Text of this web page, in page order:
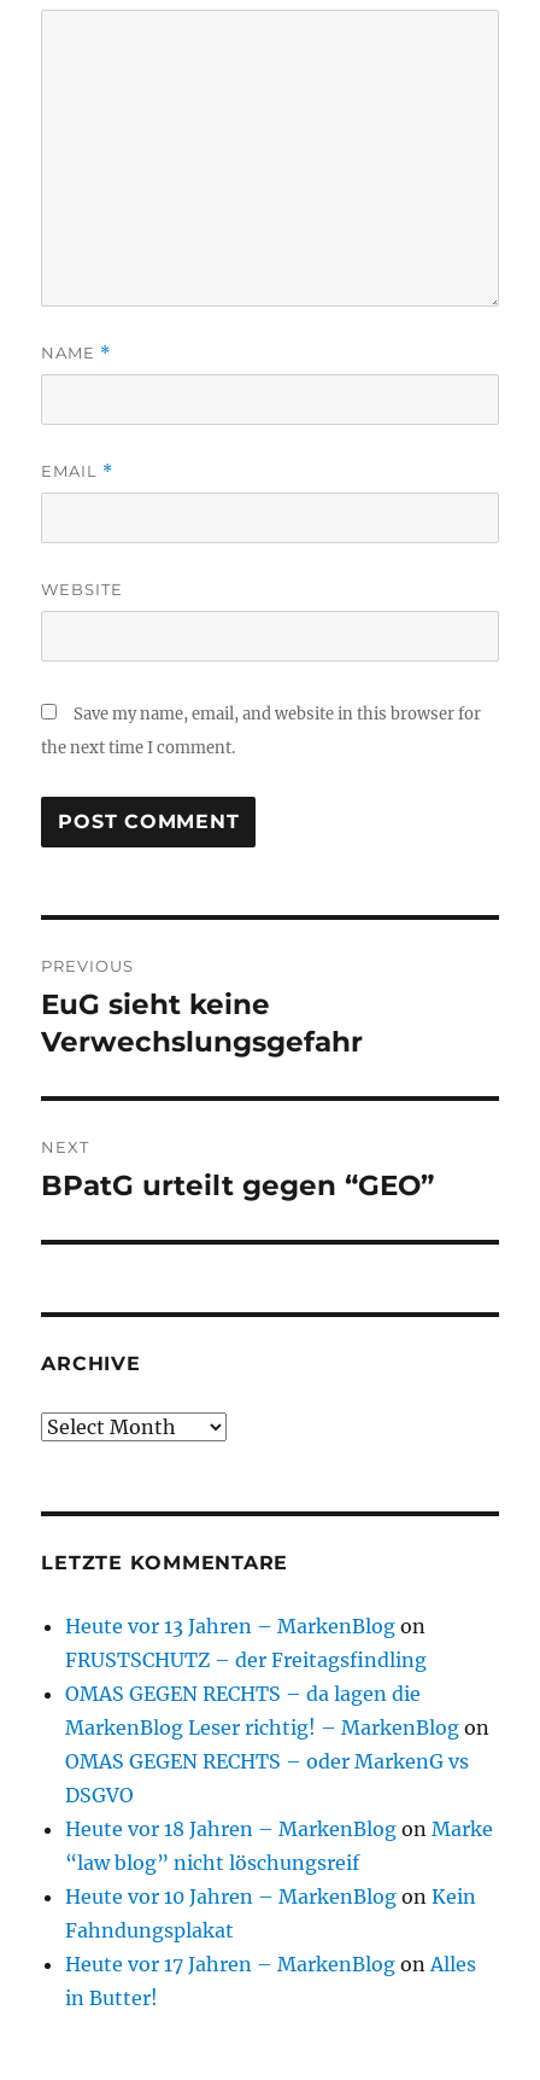
NAME *
EMAIL *
WEBSITE
Save my name, email, and website in this browser for
the next time I comment.
navigation
PREVIOUS
Previous
post:
EuG sieht keine
Verwechslungsgefahr
NEXT
Next
BPatG urteilt gegen “GEO”
ARCHIVE
Archive
LETZTE KOMMENTARE
Heute vor 13 Jahren – MarkenBlog on
FRUSTSCHUTZ – der Freitagsfindling
OMAS GEGEN RECHTS – da lagen die
MarkenBlog Leser richtig! – MarkenBlog on
OMAS GEGEN RECHTS – oder MarkenG vs
DSGVO
Heute vor 18 Jahren – MarkenBlog onMarke
“law blog” nicht löschungsreif
Heute vor 10 Jahren – MarkenBlog onKein
Fahndungsplakat
Heute vor 17 Jahren – MarkenBlog on Alles
in Butter!